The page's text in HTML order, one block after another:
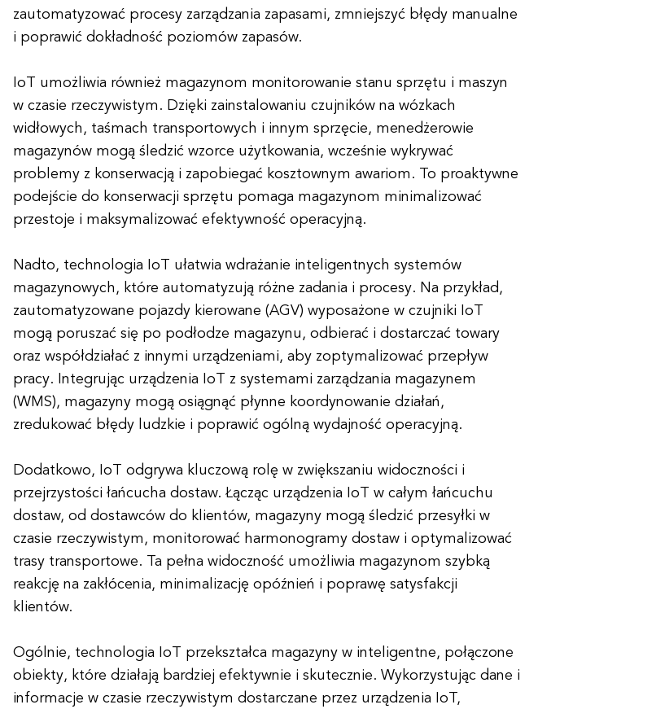
zautomatyzować procesy zarządzania zapasami, zmniejszyć błędy manualne
i poprawić dokładność poziomów zapasów.
IoT umożliwia również magazynom monitorowanie stanu sprzętu i maszyn
w czasie rzeczywistym. Dzięki zainstalowaniu czujników na wózkach
widłowych, taśmach transportowych i innym sprzęcie, menedżerowie
magazynów mogą śledzić wzorce użytkowania, wcześnie wykrywać
problemy z konserwacją i zapobiegać kosztownym awariom. To proaktywne
podejście do konserwacji sprzętu pomaga magazynom minimalizować
przestoje i maksymalizować efektywność operacyjną.
Nadto, technologia IoT ułatwia wdrażanie inteligentnych systemów
magazynowych, które automatyzują różne zadania i procesy. Na przykład,
zautomatyzowane pojazdy kierowane (AGV) wyposażone w czujniki IoT
mogą poruszać się po podłodze magazynu, odbierać i dostarczać towary
oraz współdziałać z innymi urządzeniami, aby zoptymalizować przepływ
pracy. Integrując urządzenia IoT z systemami zarządzania magazynem
(WMS), magazyny mogą osiągnąć płynne koordynowanie działań,
zredukować błędy ludzkie i poprawić ogólną wydajność operacyjną.
Dodatkowo, IoT odgrywa kluczową rolę w zwiększaniu widoczności i
przejrzystości łańcucha dostaw. Łącząc urządzenia IoT w całym łańcuchu
dostaw, od dostawców do klientów, magazyny mogą śledzić przesyłki w
czasie rzeczywistym, monitorować harmonogramy dostaw i optymalizować
trasy transportowe. Ta pełna widoczność umożliwia magazynom szybką
reakcję na zakłócenia, minimalizację opóźnień i poprawę satysfakcji
klientów.
Ogólnie, technologia IoT przekształca magazyny w inteligentne, połączone
obiekty, które działają bardziej efektywnie i skutecznie. Wykorzystując dane i
informacje w czasie rzeczywistym dostarczane przez urządzenia IoT,